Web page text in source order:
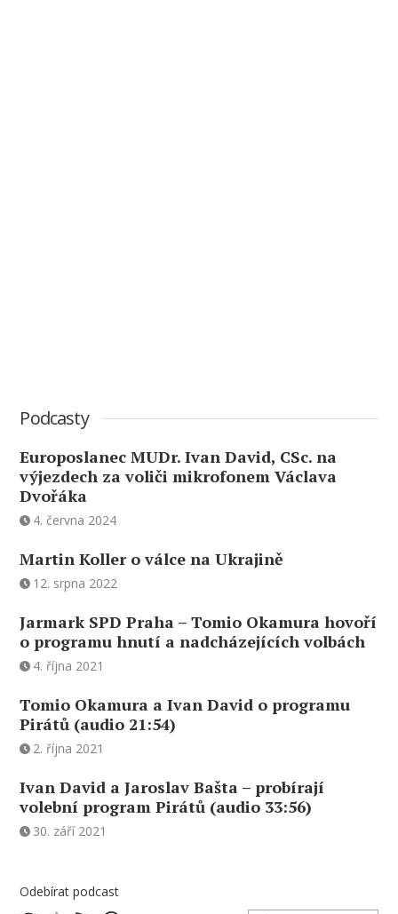
Podcasty
Europoslanec MUDr. Ivan David, CSc. na
výjezdech za voliči mikrofonem Václava
Dvořáka
4. června 2024
Martin Koller o válce na Ukrajině
12. srpna 2022
Jarmark SPD Praha – Tomio Okamura hovoří
o programu hnutí a nadcházejících volbách
4. října 2021
Tomio Okamura a Ivan David o programu
Pirátů (audio 21:54)
2. října 2021
Ivan David a Jaroslav Bašta – probírají
volební program Pirátů (audio 33:56)
30. září 2021
Odebírat podcast